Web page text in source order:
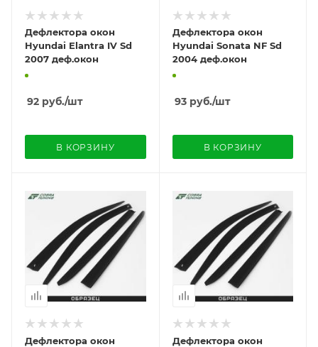
Дефлектора окон
Hyundai Elantra IV Sd
2007 деф.окон
92 руб./шт
В КОРЗИНУ
Дефлектора окон
Hyundai Sonata NF Sd
2004 деф.окон
93руб./шт
В КОРЗИНУ
Дефлектора окон
Дефлектора окон